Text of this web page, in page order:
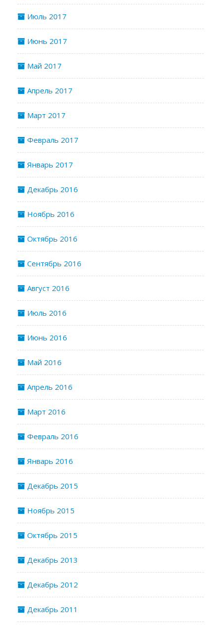
Июль 2017
Июнь 2017
Май 2017
Апрель 2017
Март 2017
Февраль 2017
Январь 2017
Декабрь 2016
Ноябрь 2016
Октябрь 2016
Сентябрь 2016
Август 2016
Июль 2016
Июнь 2016
Май 2016
Апрель 2016
Март 2016
Февраль 2016
Январь 2016
Декабрь 2015
Ноябрь 2015
Октябрь 2015
Декабрь 2013
Декабрь 2012
Декабрь 2011